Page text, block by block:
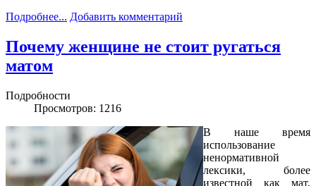
Подробнее... Добавить комментарий
Почему женщине не стоит ругаться
матом
Подробности
Просмотров: 1216
В наше время
использование
ненормативной
лексики, более
известной как мат,